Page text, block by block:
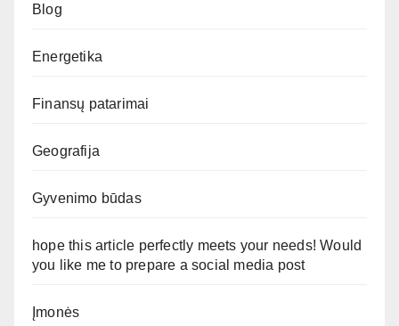
Blog
Energetika
Finansų patarimai
Geografija
Gyvenimo būdas
hope this article perfectly meets your needs! Would
you like me to prepare a social media post
Įmonės